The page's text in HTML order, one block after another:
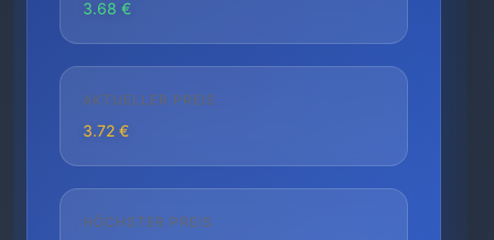
3.68 €
AKTUELLER PREIS
3.72 €
HÖCHSTER PREIS